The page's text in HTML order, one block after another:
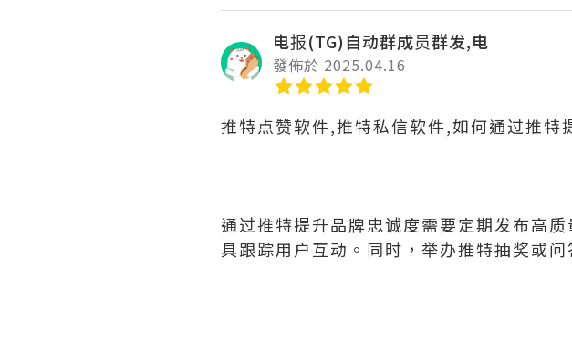
电报(TG)自动群成员群发,电
發佈於 2025.04.16
推特点赞软件,推特私信软件,如何通过推特
通过推特提升品牌忠诚度需要定期发布高
具跟踪用户互动。同时，举办推特抽奖或